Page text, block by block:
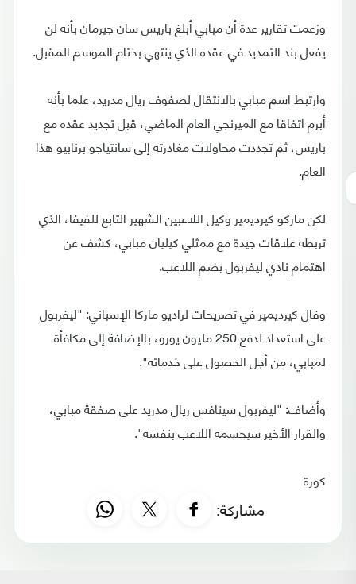
وزعمت تقارير عدة أن مبابي أبلغ باريس سان جيرمان بأنه لن
يفعل بند التمديد في عقده الذي ينتهي بختام الموسم المقبل.
وارتبط اسم مبابي بالانتقال لصفوف ريال مدريد، علما بأنه
أبرم اتفاقا مع الميرنجي العام الماضي، قبل تجديد عقده مع
باريس، ثم تجددت محاولات مغادرته إلى سانتياجو برنابيو هذا
العام.
لكن ماركو كيرديمير وكيل اللاعبين الشهير التابع للفيفا، الذي
تربطه علاقات جيدة مع ممثلي كيليان مبابي، كشف عن
اهتمام نادي ليفربول بضم اللاعب.
وقال كيرديمير في تصريحات لراديو ماركا الإسباني: "ليفربول
على استعداد لدفع 250 مليون يورو، بالإضافة إلى مكافأة
لمبابي، من أجل الحصول على خدماته".
وأضاف: "ليفربول سينافس ريال مدريد على صفقة مبابي،
والقرار الأخير سيحسمه اللاعب بنفسه".
كورة
مشاركة: